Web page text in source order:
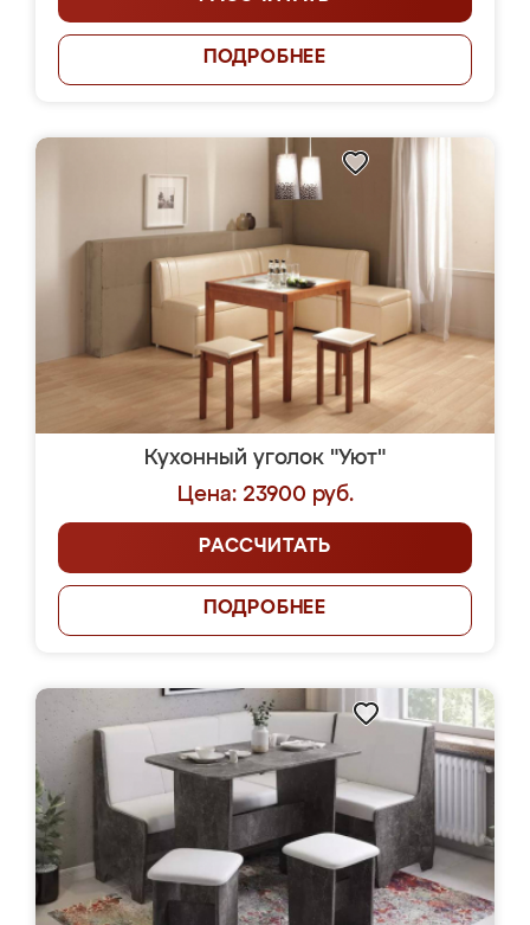
ПОДРОБНЕЕ
Кухонный уголок "Уют"
Цена: 23900 руб.
РАССЧИТАТЬ
ПОДРОБНЕЕ